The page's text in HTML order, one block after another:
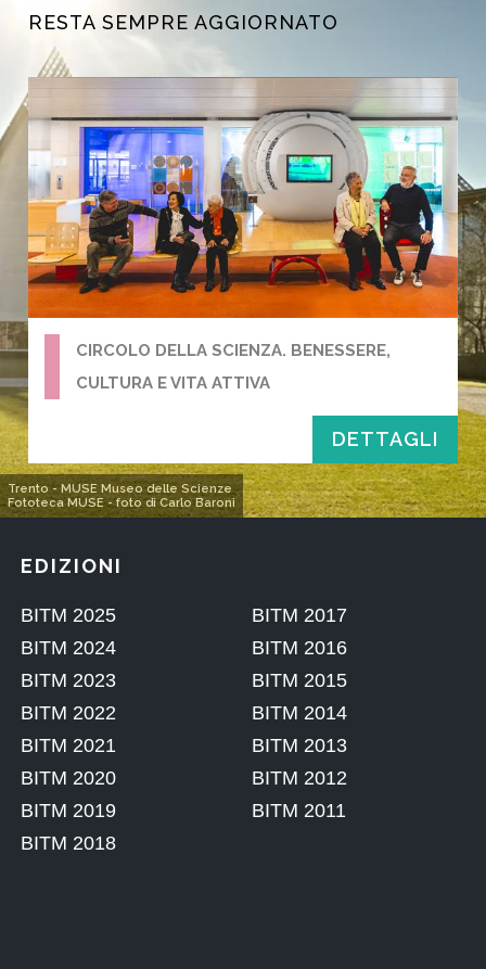
Trento - MUSE Museo delle Scienze
Fototeca MUSE - foto di Carlo Baroni
RESTA SEMPRE AGGIORNATO
CIRCOLO DELLA SCIENZA. BENESSERE,
CULTURA E VITA ATTIVA
DETTAGLI
EDIZIONI